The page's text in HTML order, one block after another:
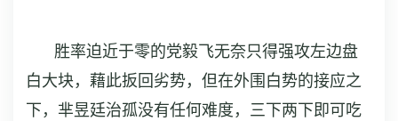
胜率迫近于零的党毅飞无奈只得强攻左边盘
白大块，藉此扳回劣势，但在外围白势的接应之
下，芈昱廷治孤没有任何难度，三下两下即可吃